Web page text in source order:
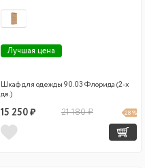
Лучшая цена
Шкаф для одежды 90.03 Флорида (2-х
дв.)
15 250 ₽ 21 180 ₽ 28 %